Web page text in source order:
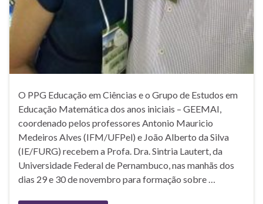
O PPG Educação em Ciências e o Grupo de Estudos em
Educação Matemática dos anos iniciais – GEEMAI,
coordenado pelos professores Antonio Mauricio
Medeiros Alves (IFM/UFPel) e João Alberto da Silva
(IE/FURG) recebem a Profa. Dra. Sintria Lautert, da
Universidade Federal de Pernambuco, nas manhãs dos
dias 29 e 30 de novembro para formação sobre …